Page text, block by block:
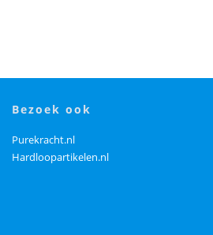
bezoek ook
Purekracht.nl
Hardloopartikelen.nl